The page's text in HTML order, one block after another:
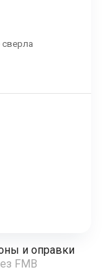
и оправки
FMB